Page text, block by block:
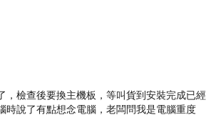
，檢查後要換主機板，等叫貨到安裝完成已經
時說了有點想念電腦，老闆問我是電腦重度